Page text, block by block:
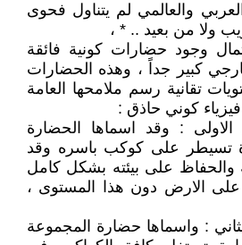
والعالمي لم يتناول فحوى
ولا من بعيد .. * ،
وجود حضارات كونية فائقة
كبير جداً ، وهذه الحضارات
تقانية رسم ملامحها العامة
كوني حاذق :
: وقد اسماها الحضارة
تسيطر على كوكب باسره وقد
والحفاظ على بيئته بشكل كامل
على الارض دون هذا المستوى ،
: واسماها حضارة المجموعة